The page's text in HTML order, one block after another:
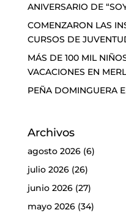
ANIVERSARIO DE
COMENZARON LAS
CURSOS DE
MÁS DE 100 MIL
VACACIONES EN
PEÑA DOMINGUERA
Archivos
agosto 2026(6)
julio 2026(26)
junio 2026(27)
mayo 2026(34)